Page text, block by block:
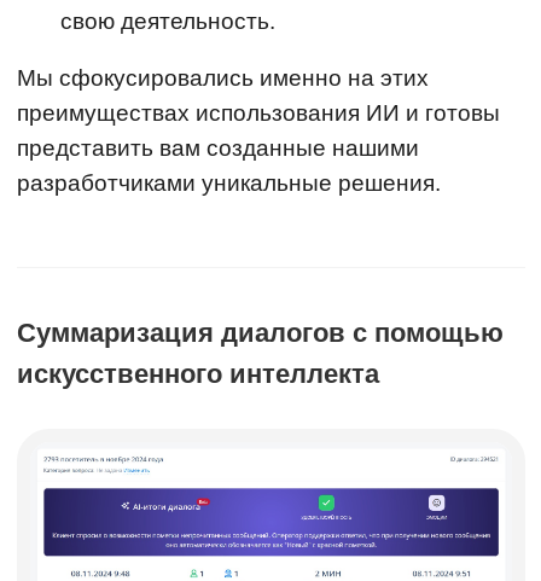
свою деятельность.
Мы сфокусировались именно на этих
преимуществах использования ИИ и готовы
представить вам созданные нашими
разработчиками уникальные решения.
Суммаризация диалогов с помощью
искусственного интеллекта